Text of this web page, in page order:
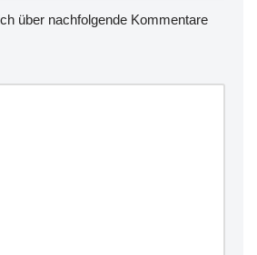
über nachfolgende Kommentare